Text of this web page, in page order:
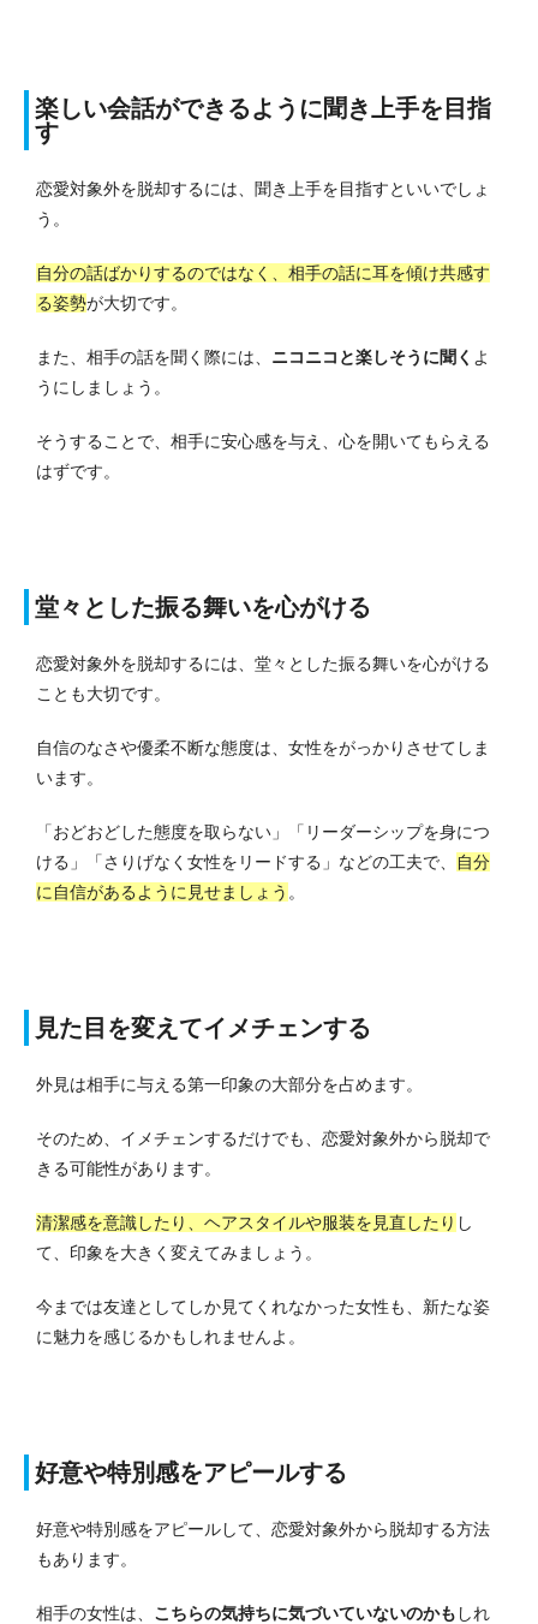
楽しい会話ができるように聞き上手を目指
す
恋愛対象外を脱却するには、聞き上手を目指すといいでしょ
う。
自分の話ばかりするのではなく、相手の話に耳を傾け共感す
る姿勢が大切です。
また、相手の話を聞く際には、 ニコニコと楽しそうに聞く よ
うにしましょう。
そうすることで、相手に安心感を与え、心を開いてもらえる
はずです。
堂々とした振る舞いを心がける
恋愛対象外を脱却するには、堂々とした振る舞いを心がける
ことも大切です。
自信のなさや優柔不断な態度は、女性をがっかりさせてしま
います。
「おどおどした態度を取らない」「リーダーシップを身につ
ける」「さりげなく女性をリードする」などの工夫で、
自分
に自信があるように見せましょう 。
見た目を変えてイメチェンする
外見は相手に与える第一印象の大部分を占めます。
そのため、イメチェンするだけでも、恋愛対象外から脱却で
きる可能性があります。
清潔感を意識したり、ヘアスタイルや服装を見直したり し
て、印象を大きく変えてみましょう。
今までは友達としてしか見てくれなかった女性も、新たな姿
に魅力を感じるかもしれませんよ。
好意や特別感をアピールする
好意や特別感をアピールして、恋愛対象外から脱却する方法
もあります。
相手の女性は、 こちらの気持ちに気づいていないのかも しれ